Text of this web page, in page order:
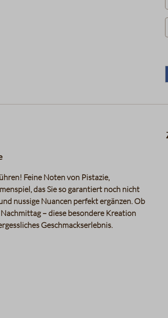
Feine Noten von Pistazie,
das Sie so garantiert noch nicht
nussige Nuancen perfekt ergänzen. Ob
– diese besondere Kreation
Geschmackserlebnis.